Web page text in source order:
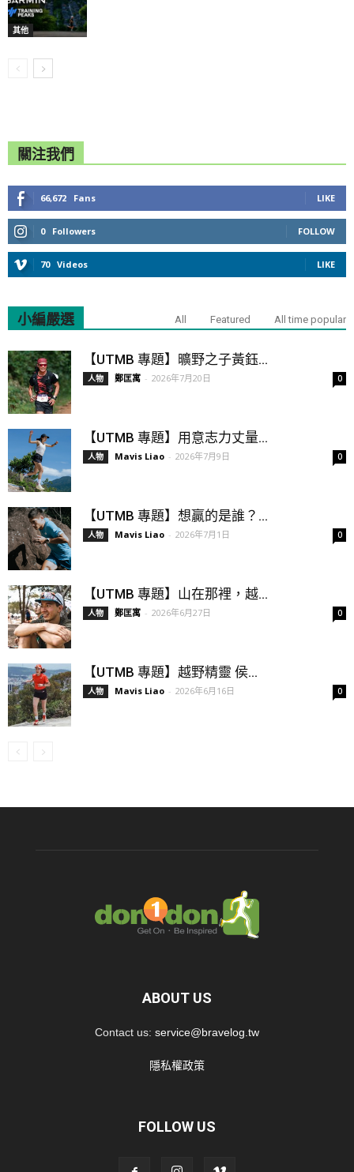
其他
關注我們
66,672 Fans LIKE
0 Followers FOLLOW
70 Videos LIKE
小編嚴選 All Featured All time popular
【UTMB 專題】曠野之子黃鈺...
人物 鄭匡寓 - 2026年7月20日 0
【UTMB 專題】用意志力丈量...
人物 Mavis Liao - 2026年7月9日 0
【UTMB 專題】想贏的是誰？...
人物 Mavis Liao - 2026年7月1日 0
【UTMB 專題】山在那裡，越...
人物 鄭匡寓 - 2026年6月27日 0
【UTMB 專題】越野精靈 侯...
人物 Mavis Liao - 2026年6月16日 0
ABOUT US
Contact us: service@bravelog.tw
隱私權政策
FOLLOW US